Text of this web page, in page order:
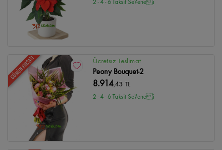
2 - 4 - 6 Taksit Se?enei
GÜNÜN FIRSATI Ücretsiz Teslimat
Peony Bouquet-2
8.914,43 TL
2 - 4 - 6 Taksit Se?enei